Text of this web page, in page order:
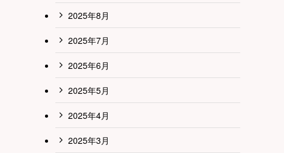
2025年8月
2025年7月
2025年6月
2025年5月
2025年4月
2025年3月